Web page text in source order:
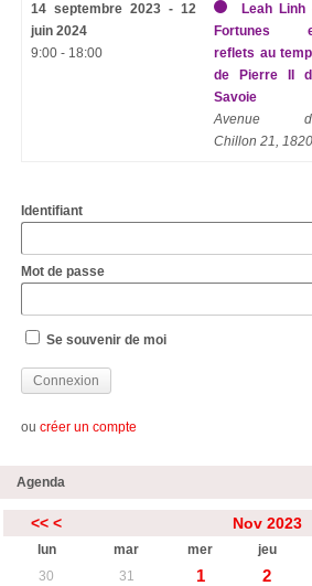
14 septembre 2023 - 12
juin 2024
9:00 - 18:00
Leah Linh
Fortunes
reflets au
de Pierre II
Savoie
Avenue
Chillon 21,
Identifiant
Mot de passe
Se souvenir de moi
ou créer un compte
Agenda
<< < Nov 2023
lun mar mer jeu
30
31 1 2